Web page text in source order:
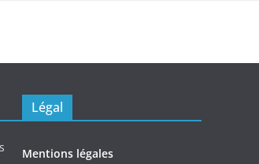
Légal
Mentions légales